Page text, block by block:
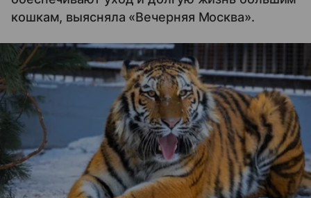
кошкам, выясняла «Вечерняя Москва».